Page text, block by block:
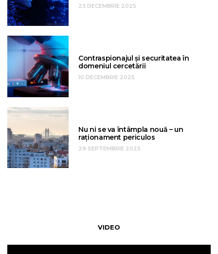
23 DECEMBRIE 2025
Contraspionajul și securitatea în
domeniul cercetării
10 DECEMBRIE 2025
Nu ni se va întâmpla nouă – un
raționament periculos
29 SEPTEMBRIE 2025
VIDEO